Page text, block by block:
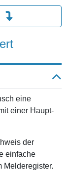
eine
einer Haupt-
der
einfache
Melderegister.